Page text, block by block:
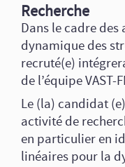
Recherche
Dans le cadre des
dynamique des
recruté(e)
de l’équipe VAST-
Le (la) candidat
activité de
en particulier en
linéaires pour la